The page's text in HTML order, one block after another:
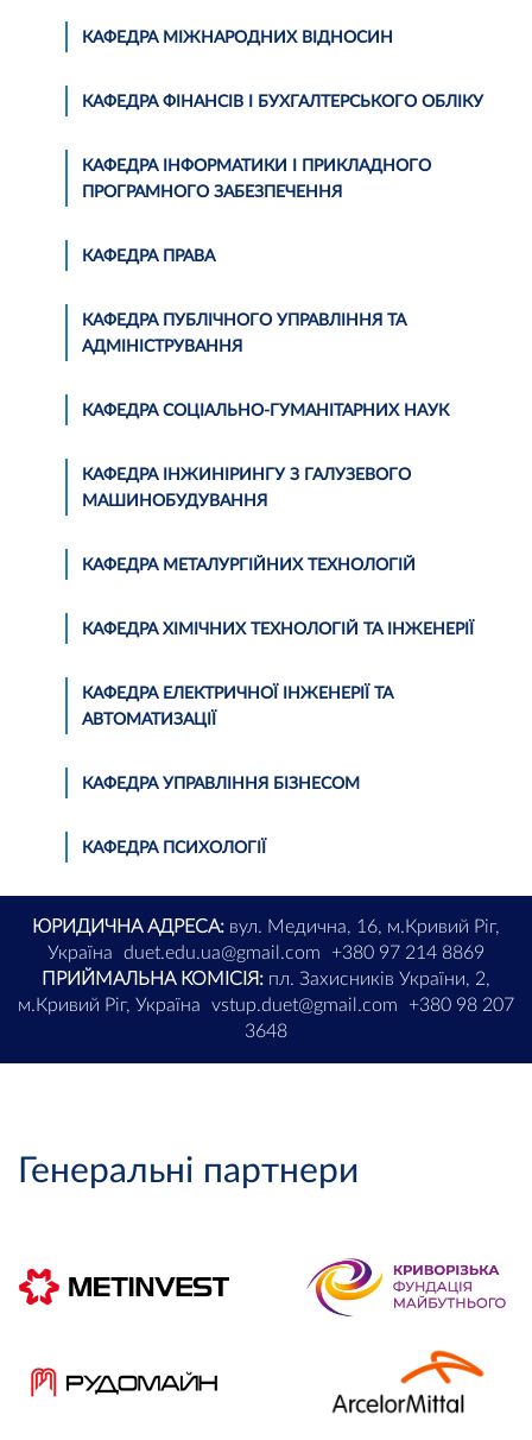
КАФЕДРА МІЖНАРОДНИХ ВІДНОСИН
КАФЕДРА ФІНАНСІВ І БУХГАЛТЕРСЬКОГО ОБЛІКУ
КАФЕДРА ІНФОРМАТИКИ І ПРИКЛАДНОГО
ПРОГРАМНОГО ЗАБЕЗПЕЧЕННЯ
КАФЕДРА ПРАВА
КАФЕДРА ПУБЛІЧНОГО УПРАВЛІННЯ ТА
АДМІНІСТРУВАННЯ
КАФЕДРА СОЦІАЛЬНО-ГУМАНІТАРНИХ НАУК
КАФЕДРА ІНЖИНІРИНГУ З ГАЛУЗЕВОГО
МАШИНОБУДУВАННЯ
КАФЕДРА МЕТАЛУРГІЙНИХ ТЕХНОЛОГІЙ
КАФЕДРА ХІМІЧНИХ ТЕХНОЛОГІЙ ТА ІНЖЕНЕРІЇ
КАФЕДРА ЕЛЕКТРИЧНОЇ ІНЖЕНЕРІЇ ТА
АВТОМАТИЗАЦІЇ
КАФЕДРА УПРАВЛІННЯ БІЗНЕСОМ
КАФЕДРА ПСИХОЛОГІЇ
ЮРИДИЧНА АДРЕСА: вул. Медична, 16, м.Кривий Ріг,
Україна
duet.edu.ua@gmail.com
+380 97 214 8869
ПРИЙМАЛЬНА КОМІСІЯ: пл. Захисників України, 2,
м.Кривий Ріг, Україна
vstup.duet@gmail.com
+380 98 207
3648
Генеральні партнери